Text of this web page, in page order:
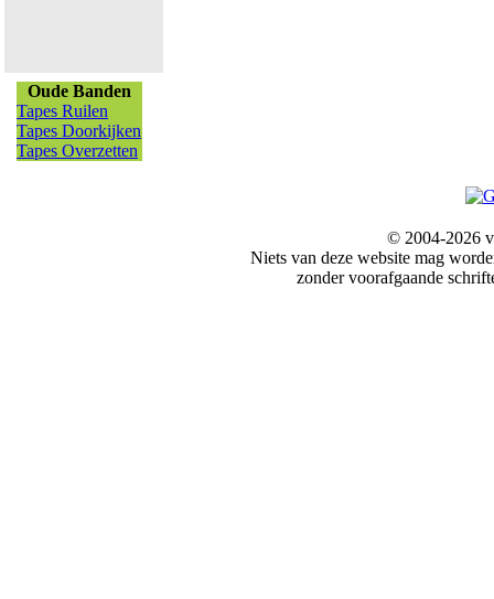
Oude Banden
Tapes Ruilen
Tapes Doorkijken
Tapes Overzetten
© 2004-2026
Niets van deze website mag
zonder voorafgaande